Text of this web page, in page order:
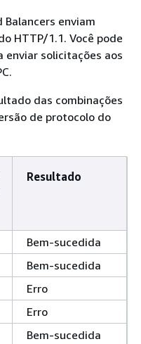
Balancers enviam
HTTP/1.1. Você pode
enviar solicitações aos
das combinações
de protocolo do
Resultado
Bem-sucedida
Bem-sucedida
Erro
Erro
Bem-sucedida